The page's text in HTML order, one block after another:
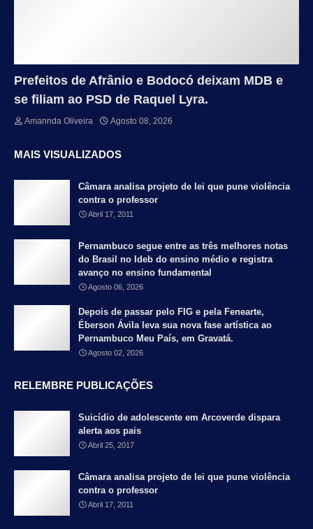
Prefeitos de Afrânio e Bodocó deixam MDB e
se filiam ao PSD de Raquel Lyra.
Amannda Oliveira Agosto 08, 2026
MAIS VISUALIZADOS
Câmara analisa projeto de lei que pune violência
contra o professor
Abril 17, 2011
Pernambuco segue entre as três melhores notas
do Brasil no Ideb do ensino médio e registra
avanço no ensino fundamental
Agosto 06, 2026
Depois de passar pelo FIG e pela Fenearte,
Éberson Ávila leva sua nova fase artística ao
Pernambuco Meu País, em Gravatá.
Agosto 02, 2026
RELEMBRE PUBLICAÇÕES
Suicídio de adolescente em Arcoverde dispara
alerta aos pais
Abril 25, 2017
Câmara analisa projeto de lei que pune violência
contra o professor
Abril 17, 2011